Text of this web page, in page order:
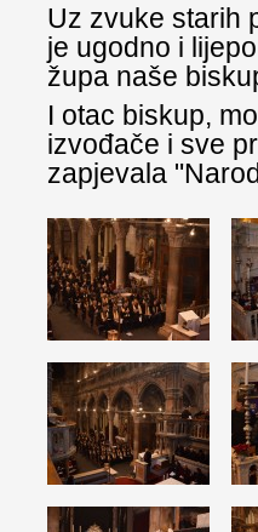
Uz zvuke starih
je ugodno i
župa naše
I otac biskup,
izvođače i sve
zapjevala